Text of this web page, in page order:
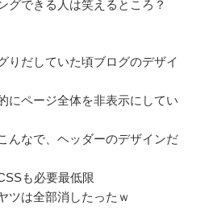
グできる人は笑えるところ？
りだしていた頃ブログのデザイ
にページ全体を非表示にしてい
んなで、ヘッダーのデザインだ
も必要最低限
ツは全部消したったｗ